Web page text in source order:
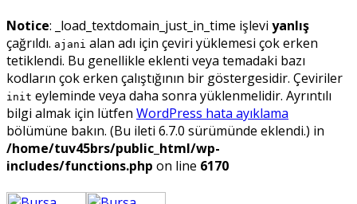
Notice: _load_textdomain_just_in_time işlevi yanlış
çağrıldı. ajani alan adı için çeviri yüklemesi çok erken
tetiklendi. Bu genellikle eklenti veya temadaki bazı
kodların çok erken çalıştığının bir göstergesidir. Çeviriler
init eyleminde veya daha sonra yüklenmelidir. Ayrıntılı
bilgi almak için lütfen WordPress hata ayıklama
bölümüne bakın. (Bu ileti 6.7.0 sürümünde eklendi.) in
/home/tuv45brs/public_html/wp-
includes/functions.php on line 6170